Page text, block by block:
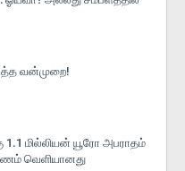
வன்முறை!
1.1 மில்லியன் யூரோ அபராதம்
வெளியானது